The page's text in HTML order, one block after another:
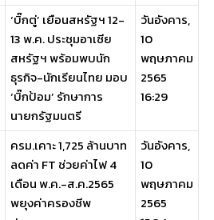
‘บิ๊กตู่’ เยือนสหรัฐฯ 12-
13 พ.ค. ประชุมอาเซีย
สหรัฐฯ พร้อมพบนัก
ธุรกิจ-นักเรียนไทย มอบ
‘บิ๊กป้อม’ รักษาการ
นายกรัฐมนตรี
วันอังคาร,
10
พฤษภาคม
2565
16:29
ครม.เคาะ 1,725 ล้านบาท
ลดค่า FT ช่วยค่าไฟ 4
เดือน พ.ค.-ส.ค.2565
พยุงค่าครองชีพ
วันอังคาร,
10
พฤษภาคม
2565